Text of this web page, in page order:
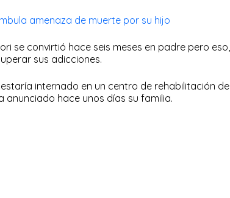
amenaza de muerte por su hijo
se convirtió hace seis meses en padre pero eso,
sus adicciones.
internado en un centro de rehabilitación de
hace unos días su familia.